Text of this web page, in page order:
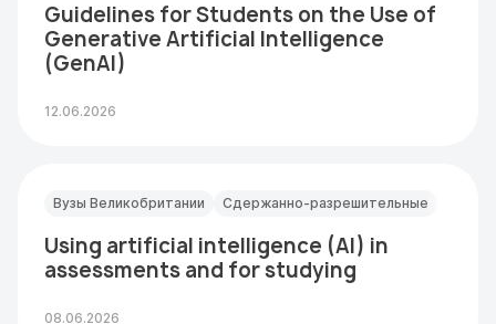
Guidelines for Students on the Use of
Generative Artificial Intelligence
(GenAI)
12.06.2026
Вузы Великобритании Сдержанно-разрешительные
Using artificial intelligence (AI) in
assessments and for studying
08.06.2026